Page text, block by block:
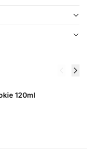
120ml